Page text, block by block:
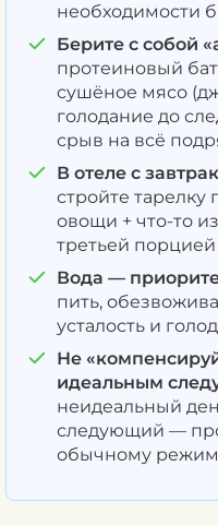
необходимости
Берите с собой
протеиновый
сушёное мясо
голодание до
срыв на всё
В отеле с
стройте
овощи + что-то
третьей
Вода —
пить,
усталость и голод
Не
идеальным
неидеальный
следующий —
обычному